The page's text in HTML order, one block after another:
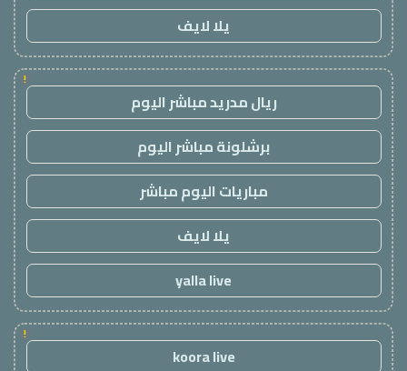
يلا لايف
!
ريال مدريد مباشر اليوم
برشلونة مباشر اليوم
مباريات اليوم مباشر
يلا لايف
yalla live
!
koora live